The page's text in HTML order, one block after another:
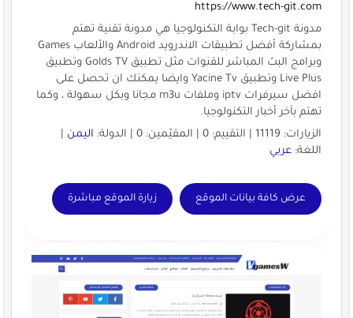
https://www.tech-git.com
مدونة Tech-git بوابة التكنولوجيا هي مدونة تقنية تهتم
بمشاركة أفضل تطبيقات الاندرويد Android والألعاب Games
وبرامج البث المباشر للقنوات مثل تطبيق Golds TV وتطبيق
Live Plus وتطبيق Yacine Tv وايضا يمكنك ان تحصل على
افضل سيرفرات iptv وملفات m3u مجانا وبكل سهولة ، وكما
تهتم بآخر أخبار التكنولوجيا.
الزيارات: 11119 | التقييم: 0 | المقيّمين: 0 | الدولة:
اليمن|
اللغة: عربي
عرض كافة بيانات الموقع زيارة الموقع مباشرة